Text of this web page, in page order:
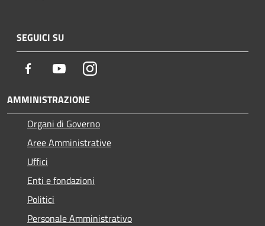
SEGUICI SU
Facebook YoutubeInstagram
AMMINISTRAZIONE
Organi di Governo
Aree Amministrative
Uffici
Enti e fondazioni
Politici
Personale Amministrativo